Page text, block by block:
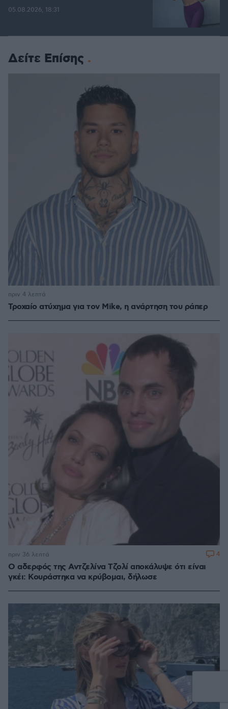
05.08.2026, 18:31
Δείτε Επίσης
Τροχαίο ατύχημα για τον Mike, η ανάρτηση του ράπερ
πριν 4 λεπτά
Ο αδερφός της Αντζελίνα Τζολί αποκάλυψε ότι είναι
γκέι: Κουράστηκα να κρύβομαι, δήλωσε
πριν 36 λεπτά 4